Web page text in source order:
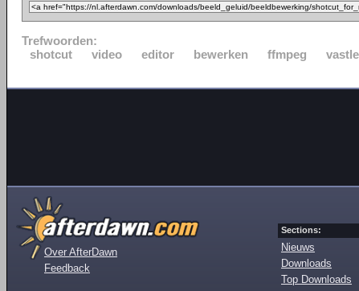
Trefwoorden:
shotcut
video editor bewerken ffmpeg
Over AfterDawn
Feedback
Sections:
Nieuws
Downloads
Top Downloads